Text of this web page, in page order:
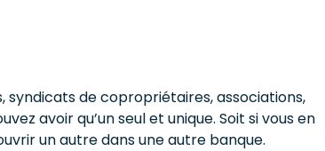
syndicats de copropriétaires, associations,
avoir qu’un seul et unique. Soit si vous en
un autre dans une autre banque.